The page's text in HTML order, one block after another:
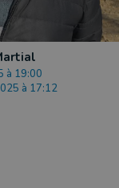
à 19:00
à 17:12